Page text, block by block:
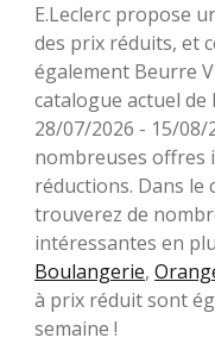
E.Leclerc propose
des prix réduits, et
également Beurre
catalogue actuel de
28/07/2026 - 15/08/
nombreuses offres
réductions. Dans le
trouverez de
intéressantes en
Boulangerie,
à prix réduit sont
semaine !